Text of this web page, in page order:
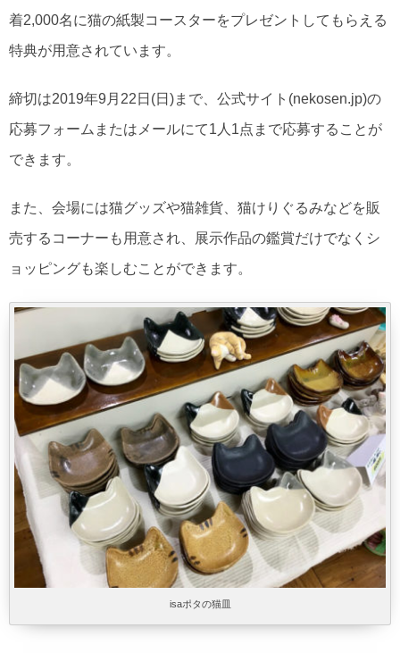
着2,000名に猫の紙製コースターをプレゼントしてもらえる
特典が用意されています。
締切は2019年9月22日(日)まで、公式サイト(nekosen.jp)の
応募フォームまたはメールにて1人1点まで応募することが
できます。
また、会場には猫グッズや猫雑貨、猫けりぐるみなどを販
売するコーナーも用意され、展示作品の鑑賞だけでなくシ
ョッピングも楽しむことができます。
isaポタの猫皿